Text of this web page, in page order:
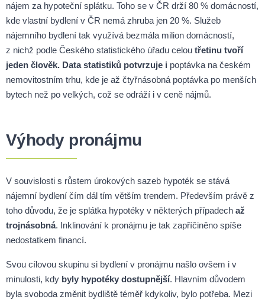
nájem za hypoteční splátku. Toho se v ČR drží 80 % domácností,
kde vlastní bydlení v ČR nemá zhruba jen 20 %. Služeb
nájemního bydlení tak využívá bezmála milion domácností,
z nichž podle Českého statistického úřadu celou třetinu tvoří
jeden člověk. Data statistiků potvrzuje i poptávka na českém
nemovitostním trhu, kde je až čtyřnásobná poptávka po menších
bytech než po velkých, což se odráží i v ceně nájmů.
Výhody pronájmu
V souvislosti s růstem úrokových sazeb hypoték se stává
nájemní bydlení čím dál tím větším trendem. Především právě z
toho důvodu, že je splátka hypotéky v některých případech až
trojnásobná. Inklinování k pronájmu je tak zapříčiněno spíše
nedostatkem financí.
Svou cílovou skupinu si bydlení v pronájmu našlo ovšem i v
minulosti, kdy byly hypotéky dostupnější. Hlavním důvodem
byla svoboda změnit bydliště téměř kdykoliv, bylo potřeba. Mezi